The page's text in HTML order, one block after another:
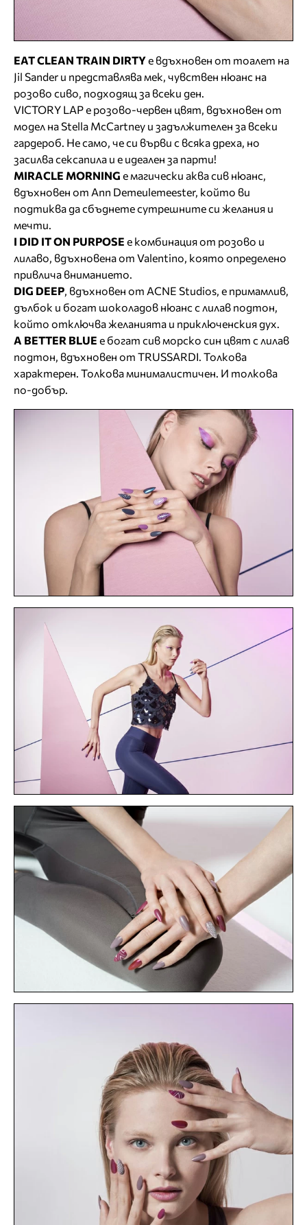
EAT CLEAN TRAIN DIRTYе вдъхновен от тоалет на
Jil Sander и представлява мек, чувствен нюанс на
розово сиво, подходящ за всеки ден.
VICTORY LAP е розово-червен цвят, вдъхновен от
модел на Stella McCartney и задължителeн за всеки
гардероб. Не само, че си върви с всяка дреха, но
засилва сексапила и е идеален за парти!
MIRACLE MORNING е магически аква сив нюанс,
вдъхновен от Ann Demeulemeester, който ви
подтиква да сбъднете сутрешните си желания и
мечти.
I DID IT ON PURPOSE е комбинация от розово и
лилаво, вдъхновена от Valentino, която определено
привлича вниманието.
DIG DEEP, вдъхновен от ACNE Studios, е примамлив,
дълбок и богат шоколадов нюанс с лилав подтон,
който отключва желанията и приключенския дух.
A BETTER BLUE е богат сив морско син цвят с лилав
подтон, вдъхновен от TRUSSARDI. Толкова
характерен. Толкова минималистичен. И толкова
по-добър.